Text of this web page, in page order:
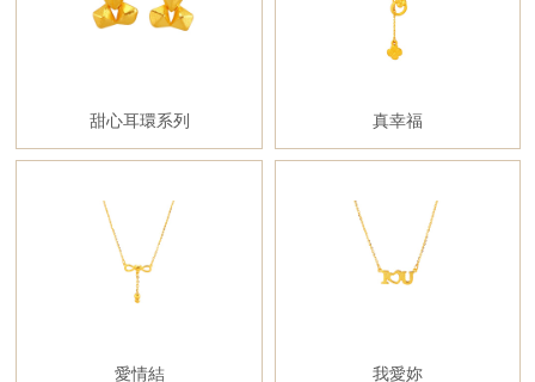
甜心耳環系列 真幸福
愛情結 我愛妳